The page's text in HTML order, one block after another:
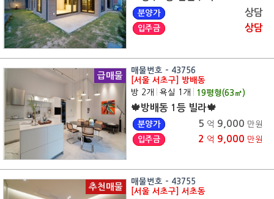
분양가 상담
입주금 상담
급매물
매물번호 - 43756
[서울 서초구] 방배동
방 2개
욕실 1개 19평형(63㎡)
🍁방배동 1등 빌라🍁
분양가 5 억 9,000 만원
입주금
2 억 9,000 만원
추천매물
매물번호 - 43755
[서울 서초구] 서초동